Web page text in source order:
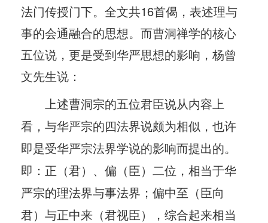
法门传授门下。全文共16首偈，表述理与
事的会通融合的思想。而曹洞禅学的核心
五位说，更是受到华严思想的影响，杨曾
文先生说：
上述曹洞宗的五位君臣说从内容上
看，与华严宗的四法界说颇为相似，也许
即是受华严宗法界学说的影响而提出的。
即：正（君）、偏（臣）二位，相当于华
严宗的理法界与事法界；偏中至（臣向
君）与正中来（君视臣），综合起来相当